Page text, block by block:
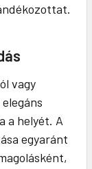
vagy
a helyét. A
egyaránt